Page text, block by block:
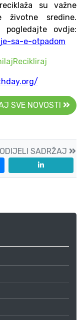
su važne
životne sredine.
pogledajte ovdje:
sa-e-otpadom
SVE NOVOSTI
SADRŽAJ